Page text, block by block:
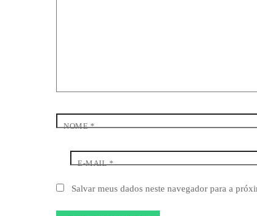
NOME*
E-MAIL*
Salvar meus dados neste navegador para a